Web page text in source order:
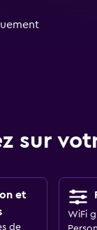
sur
et
de
WiFi